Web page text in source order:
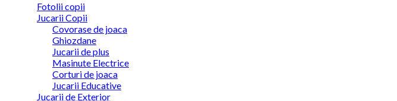
Fotolii copii
Jucarii Copii
Covorase de joaca
Ghiozdane
Jucarii de plus
Masinute Electrice
Corturi de joaca
Jucarii Educative
Jucarii de Exterior